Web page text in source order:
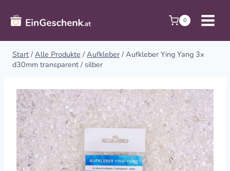
Inhalt
springen
0
Start / Alle Produkte / Aufkleber / Aufkleber Ying Yang 3x
d30mm transparent / silber